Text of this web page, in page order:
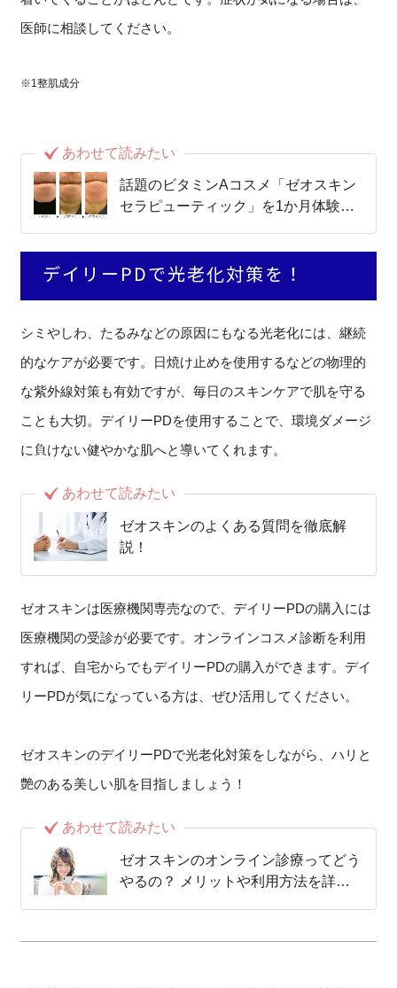
医師に相談してください。
※1整肌成分
あわせて読みたい
話題のビタミンAコスメ「ゼオスキン
セラピューティック」を1か月体験し
デイリーPDで光老化対策を！
シミやしわ、たるみなどの原因にもなる光老化には、継続
的なケアが必要です。日焼け止めを使用するなどの物理的
な紫外線対策も有効ですが、毎日のスキンケアで肌を守る
ことも大切。デイリーPDを使用することで、環境ダメージ
に負けない健やかな肌へと導いてくれます。
あわせて読みたい
ゼオスキンのよくある質問を徹底解
説！
ゼオスキンは医療機関専売なので、デイリーPDの購入には
医療機関の受診が必要です。オンラインコスメ診断を利用
すれば、自宅からでもデイリーPDの購入ができます。デイ
リーPDが気になっている方は、ぜひ活用してください。
ゼオスキンのデイリーPDで光老化対策をしながら、ハリと
艶のある美しい肌を目指しましょう！
あわせて読みたい
ゼオスキンのオンライン診療ってどう
やるの？ メリットや利用方法を詳し